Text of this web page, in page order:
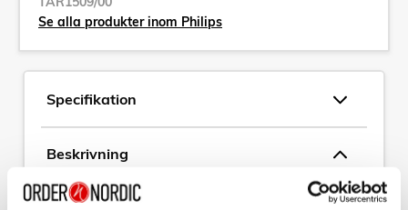
Se alla produkter inom Philips
Specifikation
Beskrivning
Art. nr:A12996